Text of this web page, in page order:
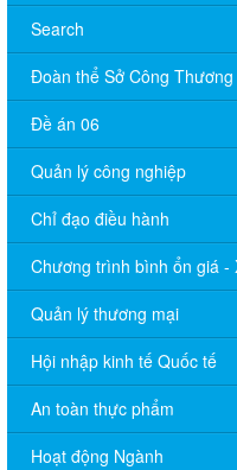
Search
Đoàn thể Sở Công Thương
Đề án 06
Quản lý công nghiệp
Chỉ đạo điều hành
Chương trình bình ổn giá -
Quản lý thương mại
Hội nhập kinh tế Quốc tế
An toàn thực phẩm
Hoạt động Ngành